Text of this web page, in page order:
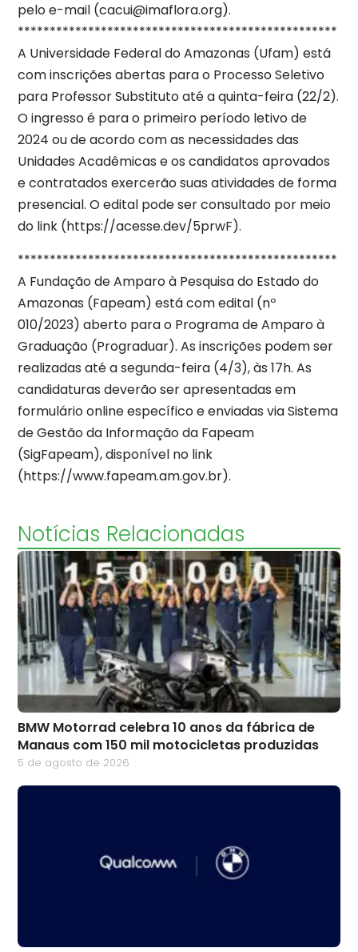
pelo e-mail (cacui@imaflora.org).
**************************************************
A Universidade Federal do Amazonas (Ufam) está
com inscrições abertas para o Processo Seletivo
para Professor Substituto até a quinta-feira (22/2).
O ingresso é para o primeiro período letivo de
2024 ou de acordo com as necessidades das
Unidades Acadêmicas e os candidatos aprovados
e contratados exercerão suas atividades de forma
presencial. O edital pode ser consultado por meio
do link (https://acesse.dev/5prwF).
**************************************************
A Fundação de Amparo à Pesquisa do Estado do
Amazonas (Fapeam) está com edital (nº
010/2023) aberto para o Programa de Amparo à
Graduação (Prograduar). As inscrições podem ser
realizadas até a segunda-feira (4/3), às 17h. As
candidaturas deverão ser apresentadas em
formulário online específico e enviadas via Sistema
de Gestão da Informação da Fapeam
(SigFapeam), disponível no link
(https://www.fapeam.am.gov.br).
Notícias Relacionadas
BMW Motorrad celebra 10 anos da fábrica de
Manaus com 150 mil motocicletas produzidas
5 de agosto de 2026